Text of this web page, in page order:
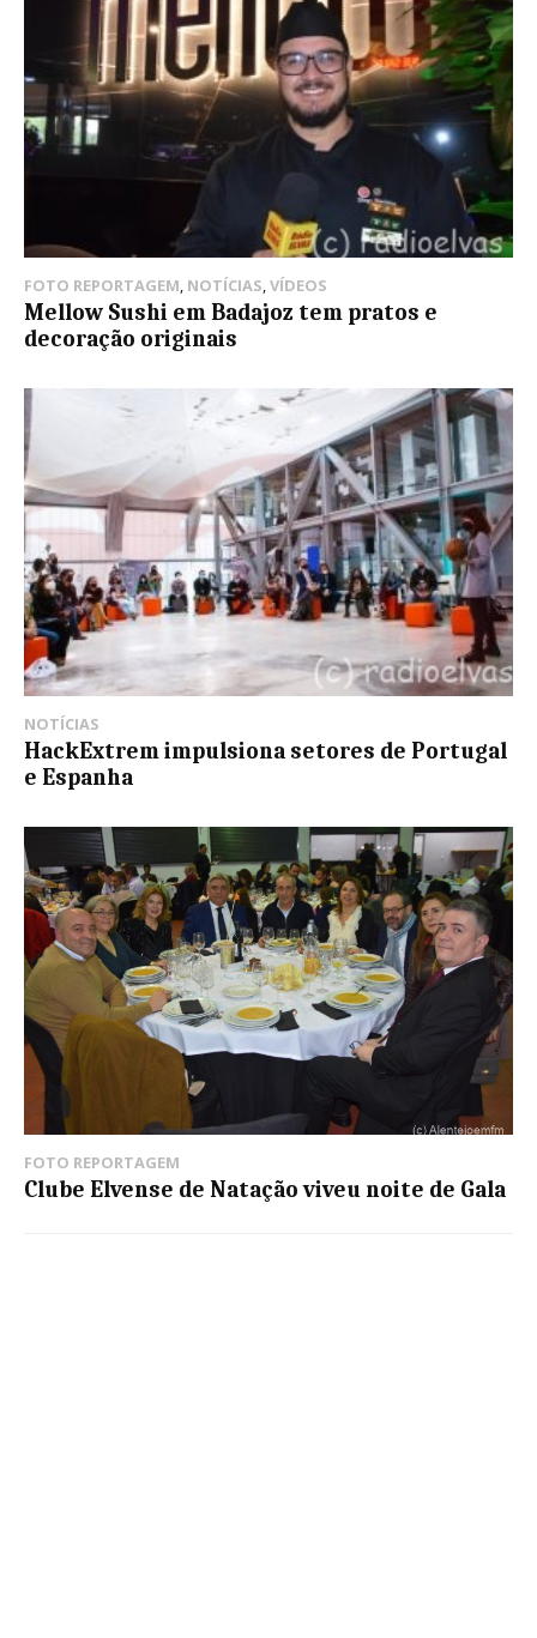
FOTO REPORTAGEM NOTÍCIAS VÍDEOS
Mellow Sushi em Badajoz tem pratos e
decoração originais
NOTÍCIAS
HackExtrem impulsiona setores de Portugal
e Espanha
FOTO REPORTAGEM
Clube Elvense de Natação viveu noite de Gala